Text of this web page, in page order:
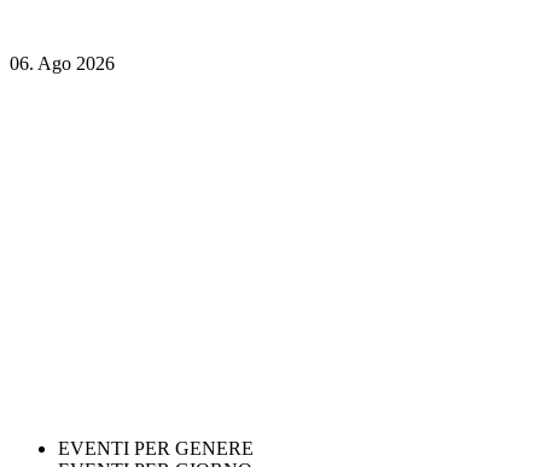
06. Ago 2026
EVENTI PER GENERE